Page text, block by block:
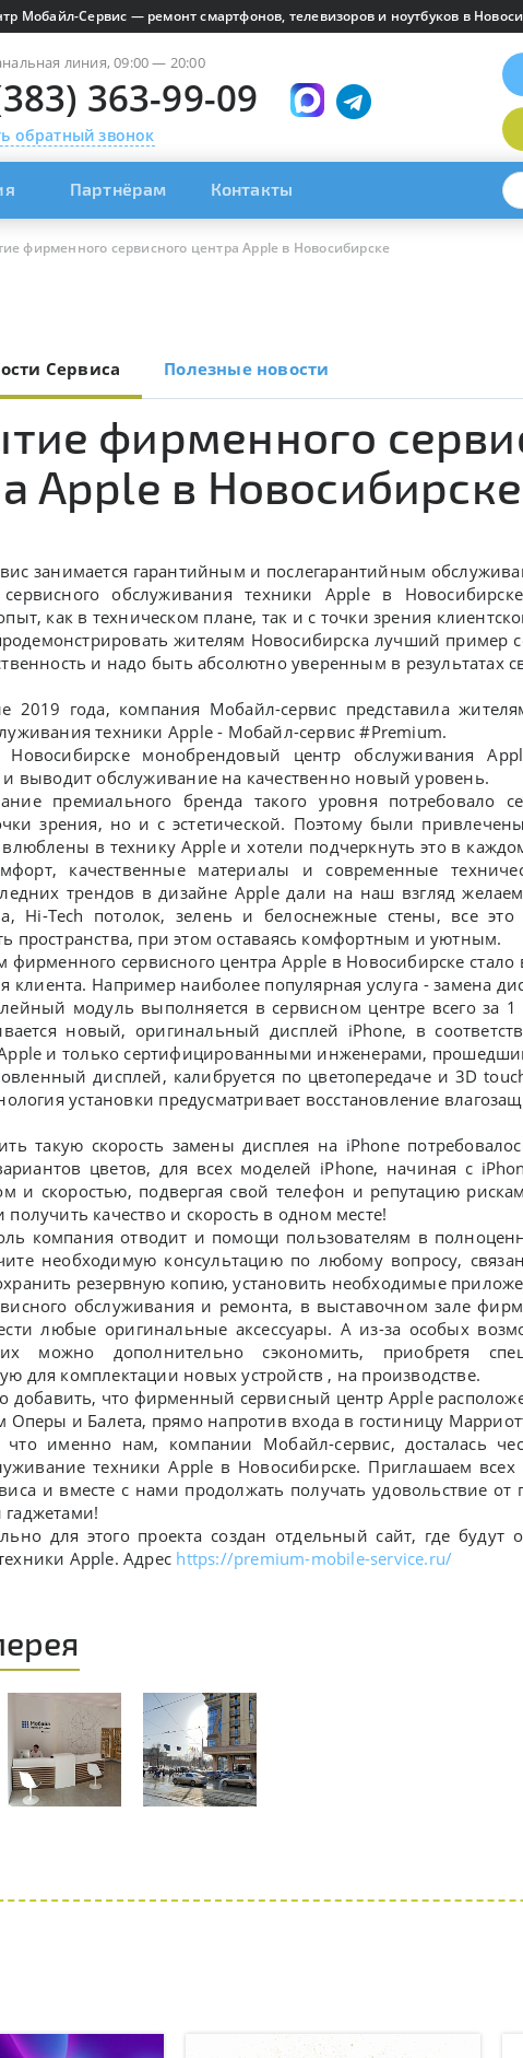
Мобайл-Сервис — ремонт смартфонов, телевизоров и ноутбуков в
линия, 09:00 — 20:00
363-99-09
обратный звонок
Партнёрам Контакты
фирменного сервисного центра Apple в Новосибирске
Сервиса Полезные новости
фирменного
Apple в Новосибирске
занимается гарантийным и послегарантийным
сервисного обслуживания техники Apple в
как в техническом плане, так и с точки зрения
жителям Новосибирска лучший пример
и надо быть абсолютно уверенным в результатах
2019 года, компания Мобайл-сервис представила
техники Apple - Мобайл-сервис #Premium.
монобрендовый центр обслуживания
и выводит обслуживание на качественно новый уровень.
премиального бренда такого уровня потребовало
зрения, но и с эстетической. Поэтому были
в технику Apple и хотели подчеркнуть это в
качественные материалы и современные
трендов в дизайне Apple дали на наш взгляд
Hi-Tech потолок, зелень и белоснежные стены, все это
пространства, при этом оставаясь комфортным и уютным.
сервисного центра Apple в Новосибирске
клиента. Например наиболее популярная услуга - замена
модуль выполняется в сервисном центре всего за 1
новый, оригинальный дисплей iPhone, в
и только сертифицированными инженерами,
дисплей, калибруется по цветопередаче и 3D
установки предусматривает восстановление
такую скорость замены дисплея на iPhone
цветов, для всех моделей iPhone, начиная с
и скоростью, подвергая свой телефон и репутацию
получить качество и скорость в одном месте!
компания отводит и помощи пользователям в
необходимую консультацию по любому вопросу,
резервную копию, установить необходимые
обслуживания и ремонта, в выставочном зале
любые оригинальные аксессуары. А из-за особых
можно дополнительно сэкономить, приобретя
для комплектации новых устройств , на производстве.
добавить, что фирменный сервисный центр Apple
Оперы и Балета, прямо напротив входа в гостиницу
именно нам, компании Мобайл-сервис, досталась
техники Apple в Новосибирске. Приглашаем
и вместе с нами продолжать получать удовольствие
для этого проекта создан отдельный сайт, где будут
Apple. Адрес https://premium-mobile-service.ru/